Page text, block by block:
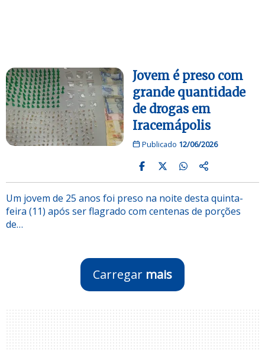
Jovem é preso com
grande quantidade
de drogas em
Iracemápolis
Publicado 12/06/2026
Um jovem de 25 anos foi preso na noite desta quinta-
feira (11) após ser flagrado com centenas de porções
de…
Carregar mais